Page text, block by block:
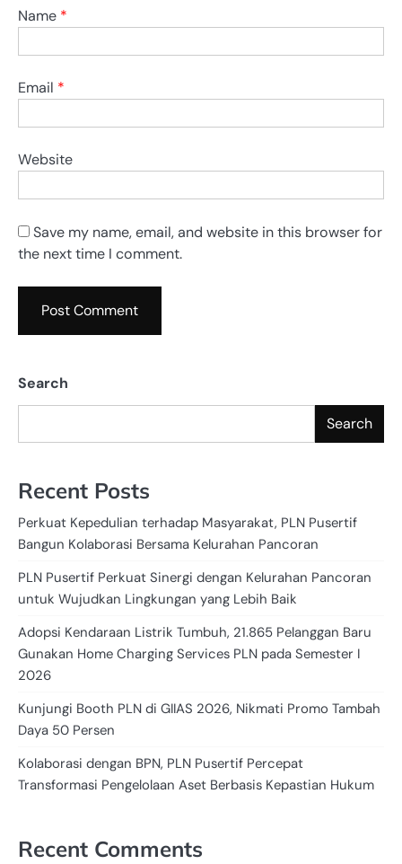
Name *
Email *
Website
Save my name, email, and website in this browser for
the next time I comment.
Search
Search
Recent Posts
Perkuat Kepedulian terhadap Masyarakat, PLN Pusertif
Bangun Kolaborasi Bersama Kelurahan Pancoran
PLN Pusertif Perkuat Sinergi dengan Kelurahan Pancoran
untuk Wujudkan Lingkungan yang Lebih Baik
Adopsi Kendaraan Listrik Tumbuh, 21.865 Pelanggan Baru
Gunakan Home Charging Services PLN pada Semester I
2026
Kunjungi Booth PLN di GIIAS 2026, Nikmati Promo Tambah
Daya 50 Persen
Kolaborasi dengan BPN, PLN Pusertif Percepat
Transformasi Pengelolaan Aset Berbasis Kepastian Hukum
Recent Comments